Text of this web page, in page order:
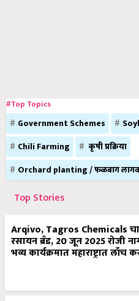
#Top Topics
Government Schemes
Chili Farming
कृषी प्रक्रिया
Orchard planting / फळबाग
Top Stories
Arqivo, Tagros Chemicals
रसायन ब्रँड, 20 जून 2025 रोजी
भव्य कार्यक्रमात महाराष्ट्रात